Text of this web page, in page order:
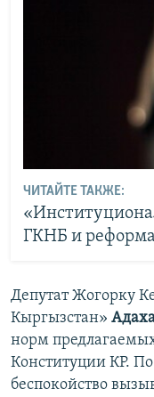
ЧИТАЙТЕ ТАКЖЕ:
ГКНБ и
Депутат Жогорку
Кыргызстан»
норм
Конституции КР. По
беспокойство